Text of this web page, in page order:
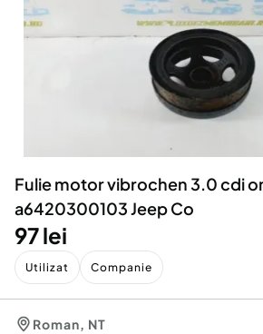
Servicii
Animale de companie
Afaceri și echipamente
Inchiriere Bunuri si Vehicule
Utilaje agricole si industriale
Piese auto si accesorii
Fulie motor vibrochen 3.0 cdi
a6420300103 Jeep Co
97 lei
Utilizat Companie
Roman, NT